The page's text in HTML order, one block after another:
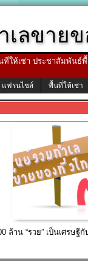
เลขายข
ให้เช่า ประชาสัมพันธ์
แฟรนไชส์ พื้นที่ให้เช่า
ล้าน “รวย” เป็นเศรษฐี